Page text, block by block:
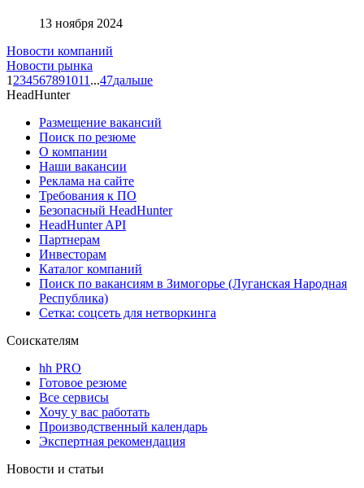
13 ноября 2024
Новости компаний
Новости рынка
1 234567891011 ...47дальше
HeadHunter
Размещение вакансий
Поиск по резюме
О компании
Наши вакансии
Реклама на сайте
Требования к ПО
Безопасный HeadHunter
HeadHunter API
Партнерам
Инвесторам
Каталог компаний
Поиск по вакансиям в Зимогорье (Луганская Народная
Республика)
Сетка: соцсеть для нетворкинга
Соискателям
hh PRO
Готовое резюме
Все сервисы
Хочу у вас работать
Производственный календарь
Экспертная рекомендация
Новости и статьи